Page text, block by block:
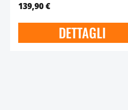
139,90 €
DETTAGLI